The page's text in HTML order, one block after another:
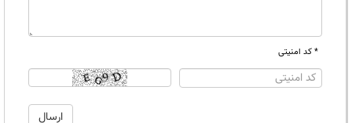
* کد امنیتی